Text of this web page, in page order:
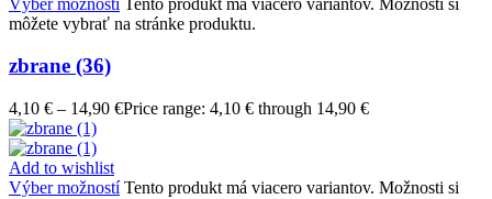
môžete vybrať na stránke produktu.
zbrane (36)
4,10 € – 14,90 €Price range: 4,10 € through 14,90 €
Add to wishlist
Výber možností Tento produkt má viacero variantov. Možnosti si